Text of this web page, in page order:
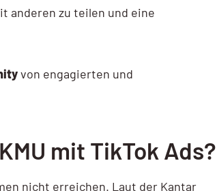
anderen zu teilen und eine
von engagierten und
mit TikTok Ads?
nicht erreichen. Laut der Kantar